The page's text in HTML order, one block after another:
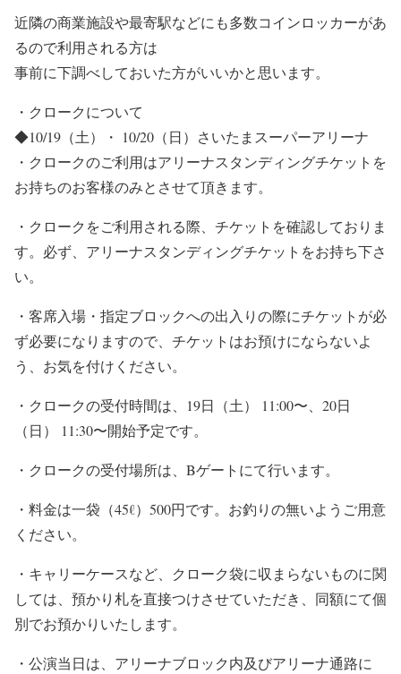
近隣の商業施設や最寄駅などにも多数コインロッカーがあ
るので利用される方は
事前に下調べしておいた方がいいかと思います。
・クロークについて
◆10/19（土）・ 10/20（日）さいたまスーパーアリーナ
・クロークのご利用はアリーナスタンディングチケットを
お持ちのお客様のみとさせて頂きます。
・クロークをご利用される際、チケットを確認しておりま
す。必ず、アリーナスタンディングチケットをお持ち下さ
い。
・客席入場・指定ブロックへの出入りの際にチケットが必
ず必要になりますので、チケットはお預けにならないよ
う、お気を付けください。
・クロークの受付時間は、19日（土） 11:00〜、20日
（日） 11:30〜開始予定です。
・クロークの受付場所は、Bゲートにて行います。
・料金は一袋（45ℓ）500円です。お釣りの無いようご用意
ください。
・キャリーケースなど、クローク袋に収まらないものに関
しては、預かり札を直接つけさせていただき、同額にて個
別でお預かりいたします。
・公演当日は、アリーナブロック内及びアリーナ通路に